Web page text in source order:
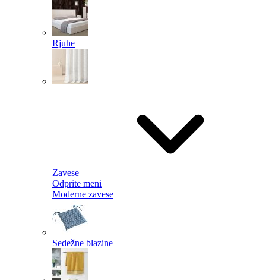
Rjuhe
Zavese
Odprite meni
Moderne zavese
Sedežne blazine